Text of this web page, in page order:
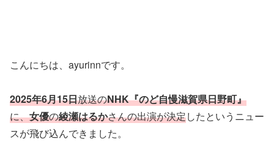
こんにちは、ayurinnです。
2025年6月15日放送のNHK『のど自慢滋賀県日野町』
に、女優の綾瀬はるかさんの出演が決定したというニュー
スが飛び込んできました。